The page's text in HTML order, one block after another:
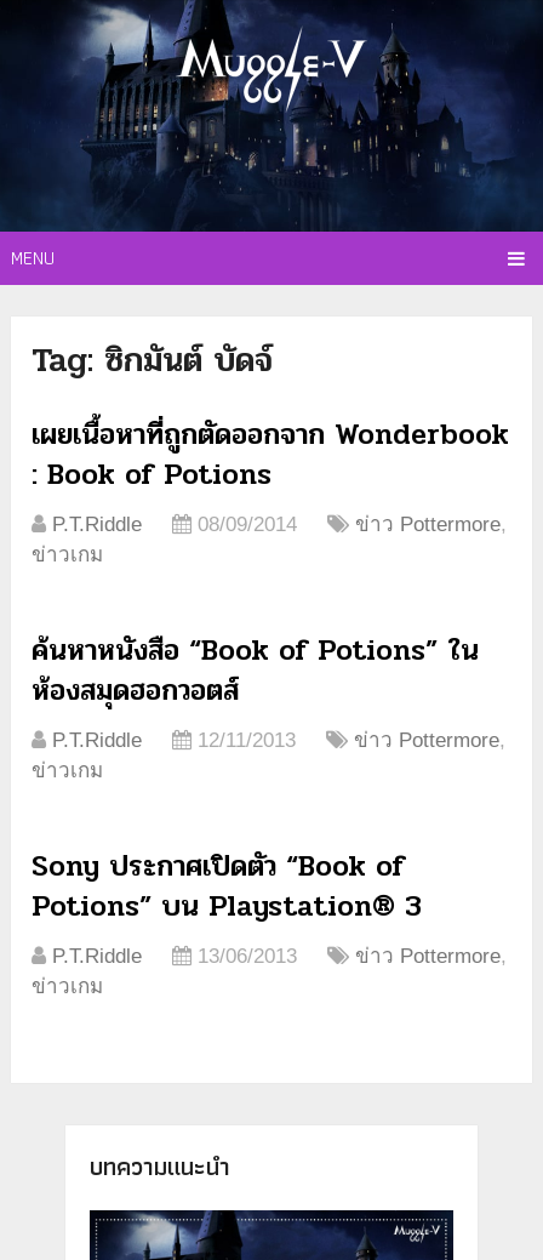
MENU
Tag: ซิกมันต์ บัดจ์
เผยเนื้อหาที่ถูกตัดออกจาก Wonderbook
: Book of Potions
P.T.Riddle 08/09/2014 ข่าว Pottermore,
ข่าวเกม
ค้นหาหนังสือ “Book of Potions” ใน
ห้องสมุดฮอกวอตส์
P.T.Riddle 12/11/2013 ข่าว Pottermore,
ข่าวเกม
Sony ประกาศเปิดตัว “Book of
Potions” บน Playstation® 3
P.T.Riddle 13/06/2013 ข่าว Pottermore,
ข่าวเกม
บทความแนะนำ